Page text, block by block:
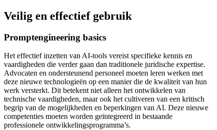
Veilig en effectief gebruik
Promptengineering basics
Het effectief inzetten van AI-tools vereist specifieke kennis en
vaardigheden die verder gaan dan traditionele juridische expertise.
Advocaten en ondersteunend personeel moeten leren werken met
deze nieuwe technologieën op een manier die de kwaliteit van hun
werk versterkt. Dit betekent niet alleen het ontwikkelen van
technische vaardigheden, maar ook het cultiveren van een kritisch
begrip van de mogelijkheden en beperkingen van AI. Deze nieuwe
competenties moeten worden geïntegreerd in bestaande
professionele ontwikkelingsprogramma’s.